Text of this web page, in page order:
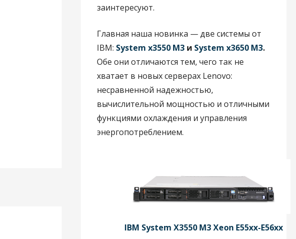
заинтересуют.
Главная наша новинка — две системы от
IBM: System x3550 M3и System x3650 M3.
Обе они отличаются тем, чего так не
хватает в новых серверах Lenovo:
несравненной надежностью,
вычислительной мощностью и отличными
функциями охлаждения и управления
энергопотреблением.
IBM System X3550 M3 Xeon E55xx-E56xx